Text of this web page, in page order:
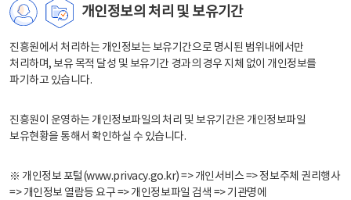
개인정보의 처리 및 보유기간
진흥원에서 처리하는 개인정보는 보유기간으로 명시된 범위내에서만
처리하며, 보유 목적 달성 및 보유기간 경과의 경우 지체 없이 개인정보를
파기하고 있습니다.
진흥원이 운영하는 개인정보파일의 처리 및 보유기간은 개인정보파일
보유현황을 통해서 확인하실 수 있습니다.
※ 개인정보 포털(www.privacy.go.kr) => 개인서비스 => 정보주체 권리행사
=> 개인정보 열람등 요구 => 개인정보파일 검색 => 기관명에